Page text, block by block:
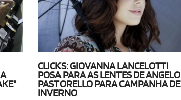
CLICKS: GIOVANNA LANCELOTTI
POSA PARA AS LENTES DE ANGELO
PASTORELLO PARA CAMPANHA DE
INVERNO